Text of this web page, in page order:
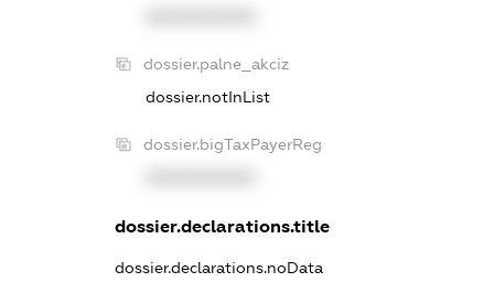
dossier.palne_akciz
dossier.notInList
dossier.bigTaxPayerReg
dossier.declarations.title
dossier.declarations.noData